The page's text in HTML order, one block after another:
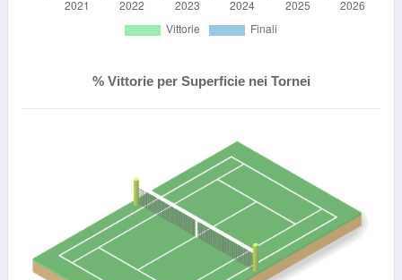
% Vittorie per Superficie nei Tornei